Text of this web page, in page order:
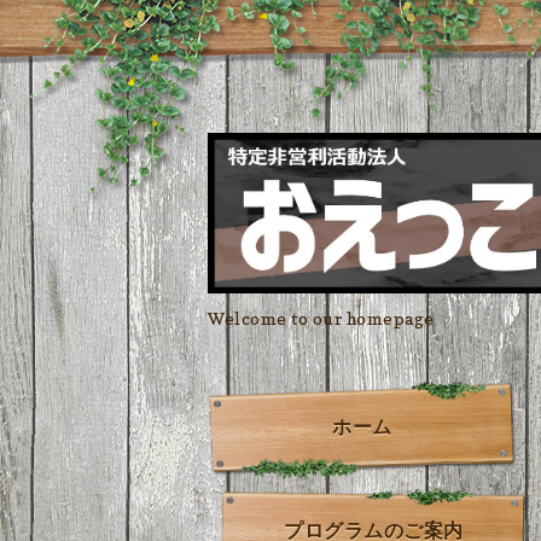
Welcome to our homepage
ホーム
プログラムのご案内